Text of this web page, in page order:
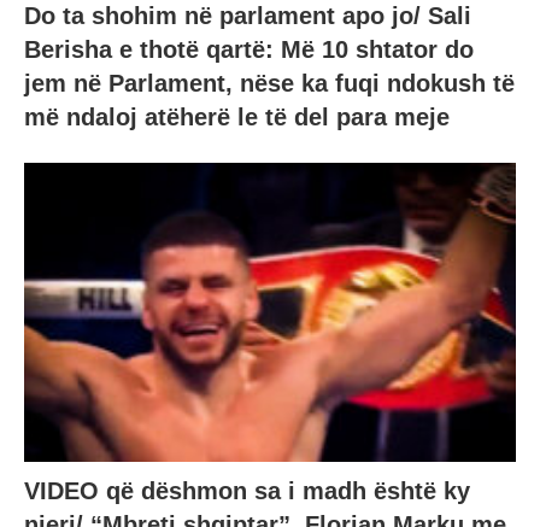
Do ta shohim në parlament apo jo/ Sali
Berisha e thotë qartë: Më 10 shtator do
jem në Parlament, nëse ka fuqi ndokush të
më ndaloj atëherë le të del para meje
VIDEO që dëshmon sa i madh është ky